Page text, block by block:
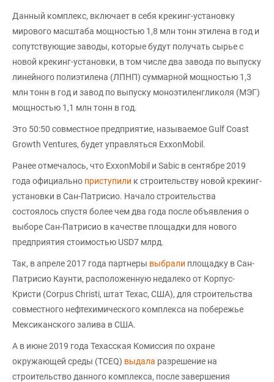
Данный комплекс, включает в себя крекинг-установку
мирового масштаба мощностью 1,8 млн тонн этилена в год и
сопутствующие заводы, которые будут получать сырье с
новой крекинг-установки, в том числе два завода по выпуску
линейного полиэтилена (ЛПНП) суммарной мощностью 1,3
млн тонн в год и завод по выпуску моноэтиленгликоля (МЭГ)
мощностью 1,1 млн тонн в год.
Это 50:50 совместное предприятие, называемое Gulf Coast
Growth Ventures, будет управляться ExxonMobil.
Ранее отмечалось, что ExxonMobil и Sabic в сентябре 2019
года официально приступили к строительству новой крекинг-
установки в Сан-Патрисио. Начало строительства
состоялось спустя более чем два года после объявления о
выборе Сан-Патрисио в качестве площадки для нового
предприятия стоимостью USD7 млрд.
Так, в апреле 2017 года партнеры выбрали площадку в Сан-
Патрисио Каунти, расположенную недалеко от Корпус-
Кристи (Corpus Christi, штат Техас, США), для строительства
совместного нефтехимического комплекса на побережье
Мексиканского залива в США.
А в июне 2019 года Техасская Комиссия по охране
окружающей среды (TCEQ) выдала разрешение на
строительство данного комплекса, после завершения